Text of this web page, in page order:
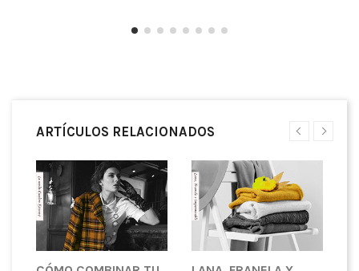
ARTÍCULOS RELACIONADOS